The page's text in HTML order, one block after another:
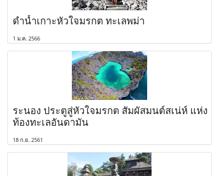
ดำน้ำเกาะหัวใจมรกต ทะเลพม่า
1 ม.ค. 2566
ระนอง ประตูสู่หัวใจมรกต สัมผัสมนต์สเน่ห์ แห่ง
ท้องทะเลอันดามัน
18 ก.ย. 2561